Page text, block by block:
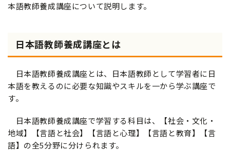
本語教師養成講座について説明します。
日本語教師養成講座とは
日本語教師養成講座とは、日本語教師として学習者に日
本語を教えるのに必要な知識やスキルを一から学ぶ講座で
す。
日本語教師養成講座で学習する科目は、【社会・文化・
地域】【言語と社会】【言語と心理】【言語と教育】【言
語】の全5分野に分けられます。